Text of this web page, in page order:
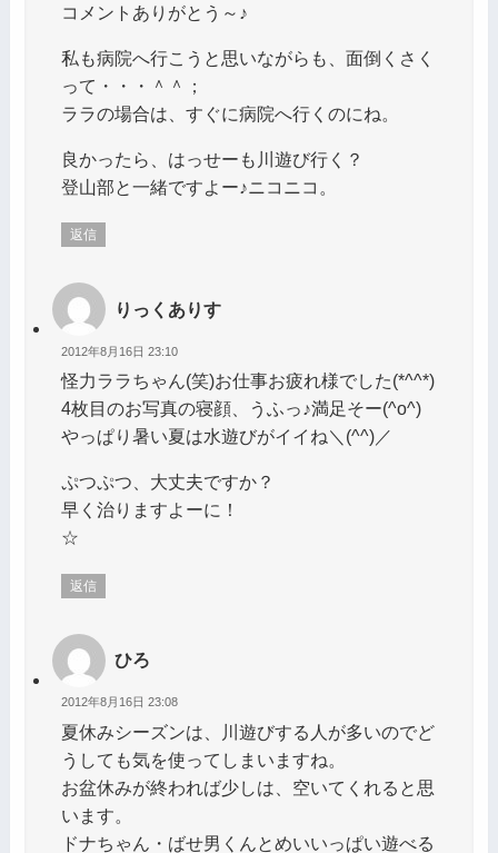
コメントありがとう～♪
私も病院へ行こうと思いながらも、面倒くさく
って・・・＾＾；
ララの場合は、すぐに病院へ行くのにね。
良かったら、はっせーも川遊び行く？
登山部と一緒ですよー♪ニコニコ。
返信
りっくありす
2012年8月16日 23:10
怪力ララちゃん(笑)お仕事お疲れ様でした(*^^*)
4枚目のお写真の寝顔、うふっ♪満足そー(^o^)
やっぱり暑い夏は水遊びがイイね＼(^^)／
ぷつぷつ、大丈夫ですか？
早く治りますよーに！
☆
返信
ひろ
2012年8月16日 23:08
夏休みシーズンは、川遊びする人が多いのでど
うしても気を使ってしまいますね。
お盆休みが終われば少しは、空いてくれると思
います。
ドナちゃん・ばせ男くんとめいいっぱい遊べる